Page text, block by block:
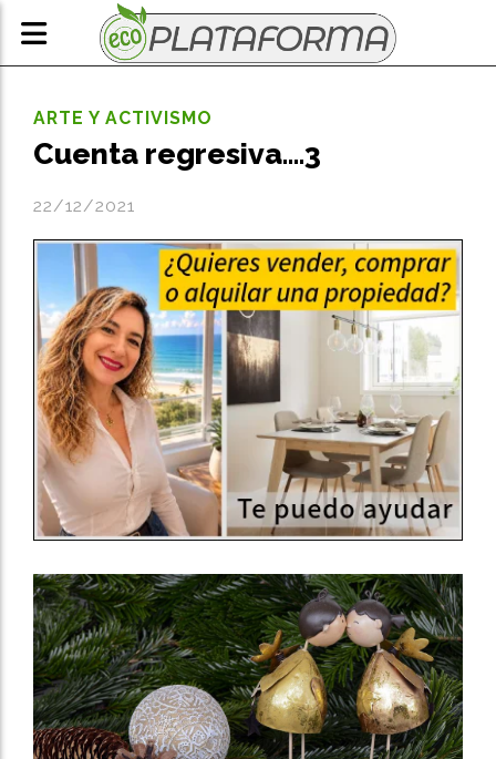
Cuenta regresiva....3
ARTE Y ACTIVISMO
22/12/2021